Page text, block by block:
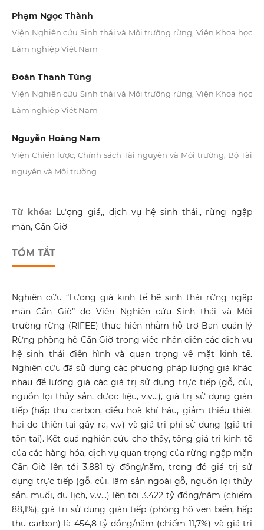
Phạm Ngọc Thành
Viện Nghiên cứu Sinh thái và Môi trường rừng, Viện Khoa học
Lâm nghiệp Việt Nam
Đoàn Thanh Tùng
Viện Nghiên cứu Sinh thái và Môi trường rừng, Viện Khoa học
Lâm nghiệp Việt Nam
Nguyễn Hoàng Nam
Viện Chiến lược, Chính sách Tài nguyên và Môi trường, Bộ Tài
nguyên và Môi trường
Từ khóa: Lượng giá,, dịch vụ hệ sinh thái,, rừng ngập
mặn, Cần Giờ
TÓM TẮT
Nghiên cứu “Lượng giá kinh tế hệ sinh thái rừng ngập
mặn Cần Giờ” do Viện Nghiên cứu Sinh thái và Môi
trường rừng (RIFEE) thực hiện nhằm hỗ trợ Ban quản lý
Rừng phòng hộ Cần Giờ trong việc nhận diện các dịch vụ
hệ sinh thái điển hình và quan trọng về mặt kinh tế.
Nghiên cứu đã sử dụng các phương pháp lượng giá khác
nhau để lượng giá các giá trị sử dụng trực tiếp (gỗ, củi,
nguồn lợi thủy sản, dược liệu, v.v...), giá trị sử dụng gián
tiếp (hấp thụ carbon, điều hoà khí hậu, giảm thiểu thiệt
hại do thiên tai gây ra, v.v) và giá trị phi sử dụng (giá trị
tồn tại). Kết quả nghiên cứu cho thấy, tổng giá trị kinh tế
của các hàng hóa, dịch vụ quan trọng của rừng ngập mặn
Cần Giờ lên tới 3.881 tỷ đồng/năm, trong đó giá trị sử
dụng trực tiếp (gỗ, củi, lâm sản ngoài gỗ, nguồn lợi thủy
sản, muối, du lịch, v.v...) lên tới 3.422 tỷ đồng/năm (chiếm
88,1%), giá trị sử dụng gián tiếp (phòng hộ ven biển, hấp
thụ carbon) là 454,8 tỷ đồng/năm (chiếm 11,7%) và giá trị